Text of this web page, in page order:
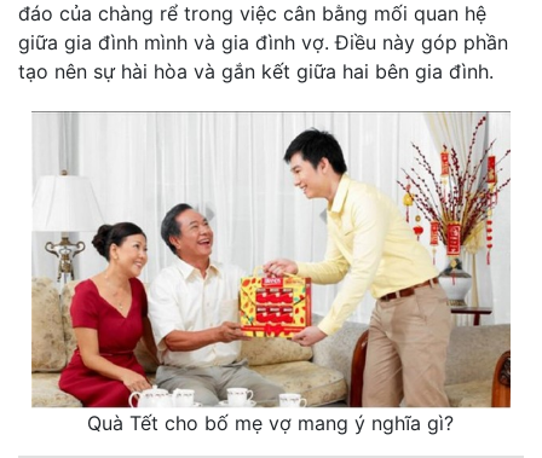
đáo của chàng rể trong việc cân bằng mối quan hệ
giữa gia đình mình và gia đình vợ. Điều này góp phần
tạo nên sự hài hòa và gắn kết giữa hai bên gia đình.
Quà Tết cho bố mẹ vợ mang ý nghĩa gì?